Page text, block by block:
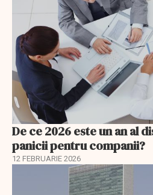
De ce 2026 este un an al
panicii pentru companii?
12 FEBRUARIE 2026